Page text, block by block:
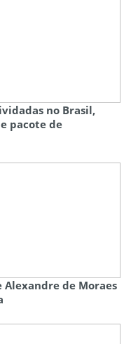
no Brasil,
pacote de
de Moraes